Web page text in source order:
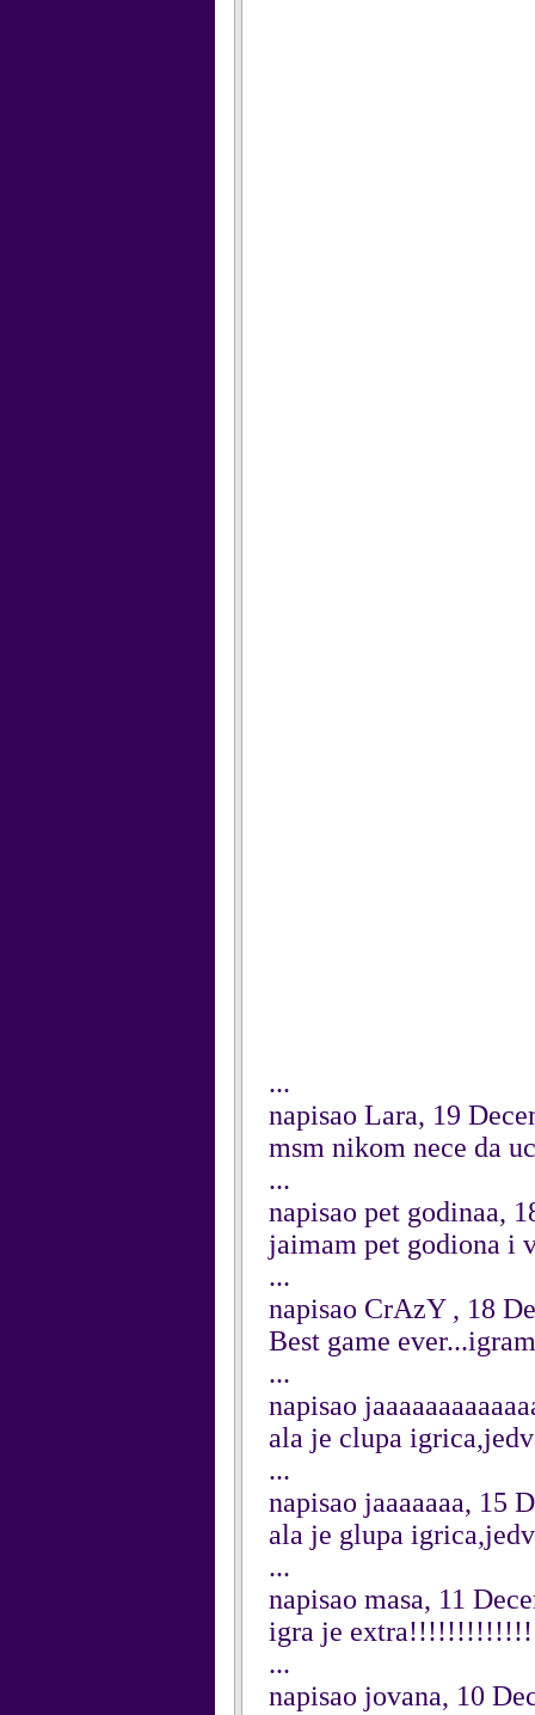
...
napisao Lara, 19
msm nikom nece da
...
napisao pet godinaa,
jaimam pet godiona i
...
napisao CrAzY , 18
Best game
...
napisao
ala je clupa
...
napisao jaaaaaaa, 15
ala je glupa
...
napisao masa, 11
igra je
...
napisao jovana, 10